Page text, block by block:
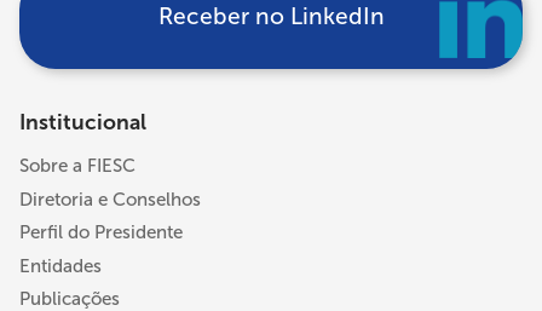
Receber no LinkedIn
Institucional
Sobre a FIESC
Diretoria e Conselhos
Perfil do Presidente
Entidades
Publicações